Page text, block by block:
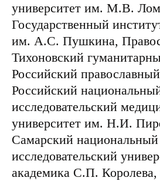
университет им. М.В.
Государственный
им. А.С. Пушкина,
Тихоновский
Российский
Российский
исследовательский
университет им. Н.И.
Самарский национальный
исследовательский
академика С.П.